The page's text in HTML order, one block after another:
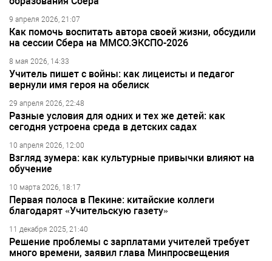
9 апреля 2026, 21:07
Как помочь воспитать автора своей жизни, обсудили
на сессии Сбера на ММСО.ЭКСПО-2026
8 мая 2026, 14:33
Учитель пишет с войны: как лицеисты и педагог
вернули имя героя на обелиск
29 апреля 2026, 22:48
Разные условия для одних и тех же детей: как
сегодня устроена среда в детских садах
10 апреля 2026, 12:00
Взгляд зумера: как культурные привычки влияют на
обучение
10 марта 2026, 18:17
Первая полоса в Пекине: китайские коллеги
благодарят «Учительскую газету»
11 декабря 2025, 21:40
Решение проблемы с зарплатами учителей требует
много времени, заявил глава Минпросвещения